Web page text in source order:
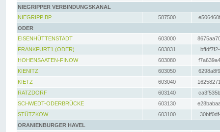
NIEGRIPPER VERBINDUNGSKANAL
NIEGRIPP BP
587500
ODER
EISENHÜTTENSTADT
603000
FRANKFURT1 (ODER)
603031
HOHENSAATEN-FINOW
603080
KIENITZ
603050
KIETZ
603040
RATZDORF
603140
SCHWEDT-ODERBRÜCKE
603130
STÜTZKOW
603100
ORANIENBURGER HAVEL